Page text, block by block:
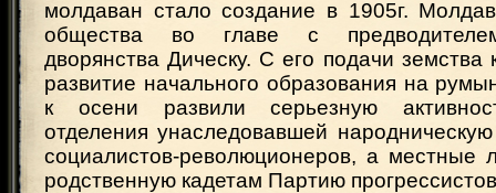
молдаван стало создание в 1905г.
общества во главе с предводителем
дворянства Дическу. С его подачи земства
развитие начального образования на
к осени развили серьезную
отделения унаследовавшей
социалистов-революционеров, а местные
родственную кадетам Партию